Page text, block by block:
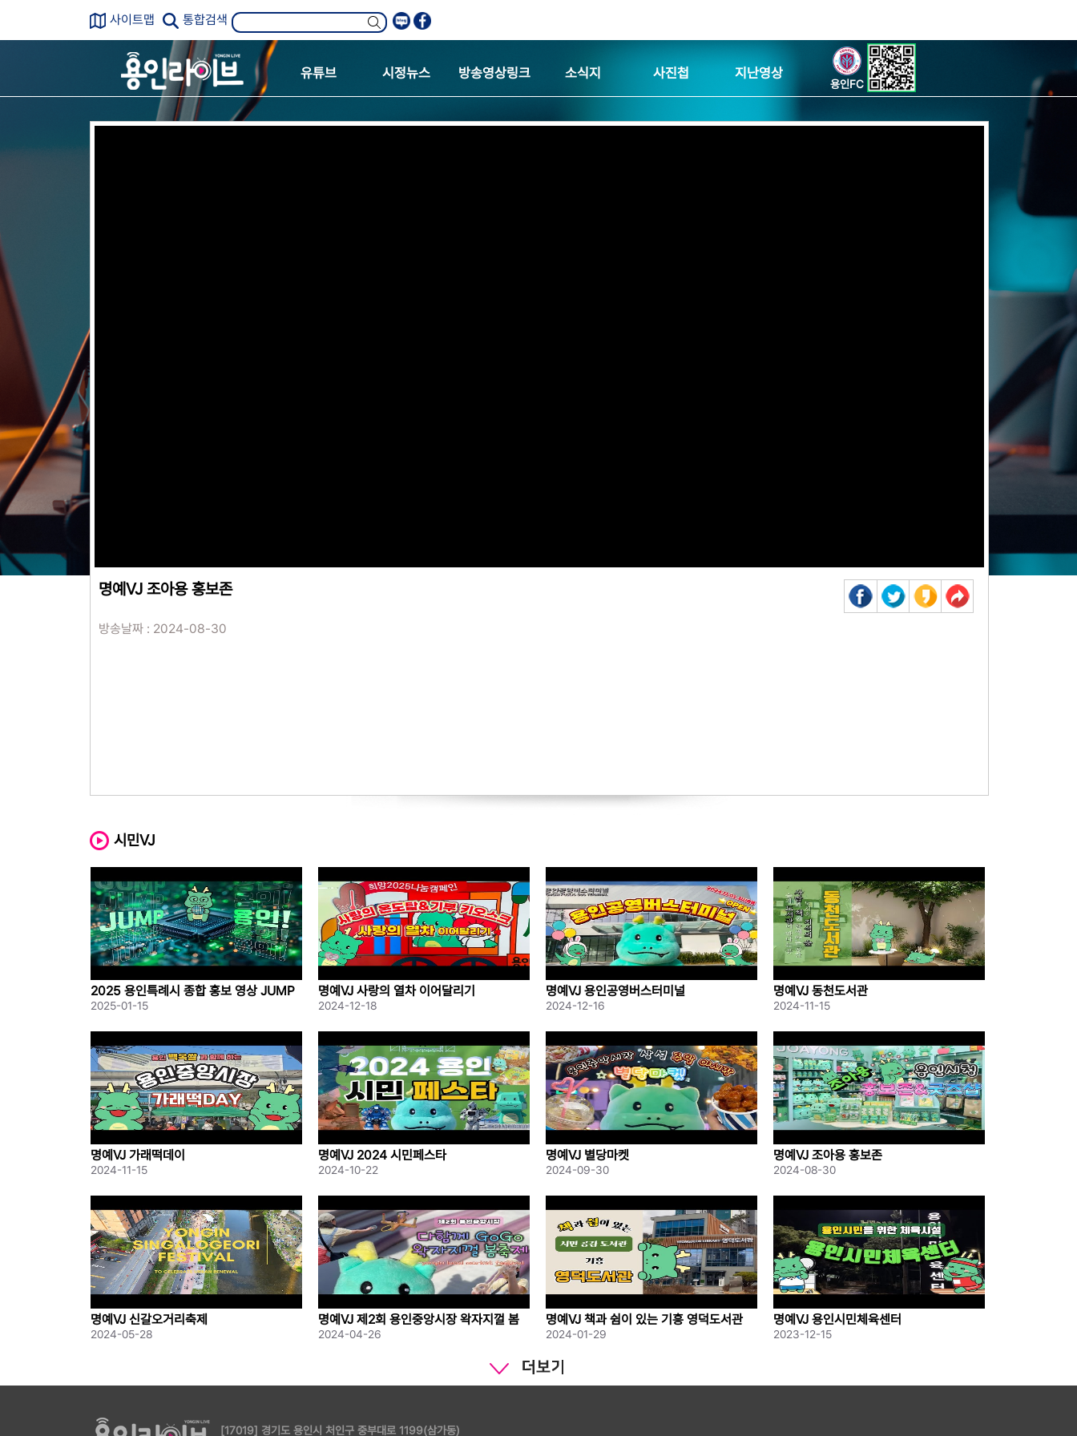
사이트맵 통합검색
유튜브 시정뉴스 방송영상링크 소식지 사진첩 지난영상
용인FC
명예VJ 조아용 홍보존
방송날짜 : 2024-08-30
시민VJ
2025 용인특례시 종합 홍보 영상 JUMP
용인!
2025-01-15
명예VJ 사랑의 열차 이어달리기
2024-12-18
명예VJ 용인공영버스터미널
2024-12-16
명예VJ 동천도서관
2024-11-15
명예VJ 가래떡데이
2024-11-15
명예VJ 2024 시민페스타
2024-10-22
명예VJ 별당마켓
2024-09-30
명예VJ 조아용 홍보존
2024-08-30
명예VJ 신갈오거리축제
2024-05-28
명예VJ 제2회 용인중앙시장 왁자지껄 봄
축제
2024-04-26
명예VJ 책과 쉼이 있는 기흥 영덕도서관
2024-01-29
명예VJ 용인시민체육센터
2023-12-15
[17019] 경기도 용인시 처인구 중부대로 1199(삼가동)